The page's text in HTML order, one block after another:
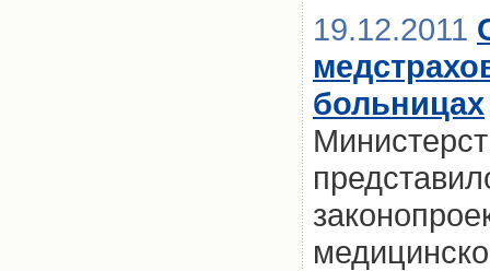
19.12.2011
больницах